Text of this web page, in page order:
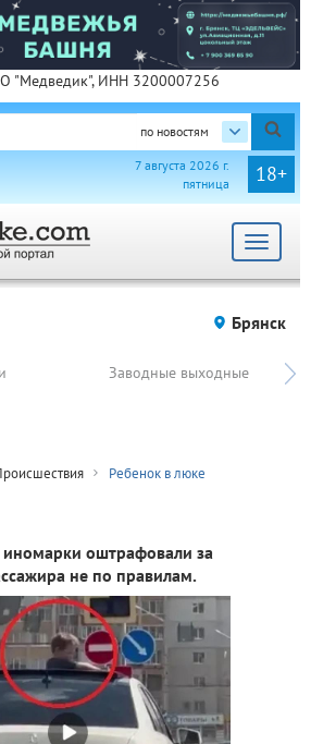
"Медведик", ИНН 3200007256
по новостям
18+
7 августа 2026 г.
пятница
Toggle
Брянск
Заводные выходные
Ребенок в люке
иномарки оштрафовали за
не по правилам.